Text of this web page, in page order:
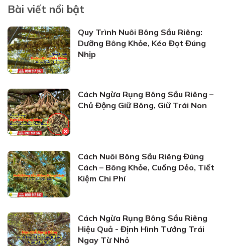
Bài viết nổi bật
Quy Trình Nuôi Bông Sầu Riêng:
Dưỡng Bông Khỏe, Kéo Đọt Đúng
Nhịp
Cách Ngừa Rụng Bông Sầu Riêng –
Chủ Động Giữ Bông, Giữ Trái Non
Cách Nuôi Bông Sầu Riêng Đúng
Cách – Bông Khỏe, Cuống Dẻo, Tiết
Kiệm Chi Phí
Cách Ngừa Rụng Bông Sầu Riêng
Hiệu Quả - Định Hình Tướng Trái
Ngay Từ Nhỏ